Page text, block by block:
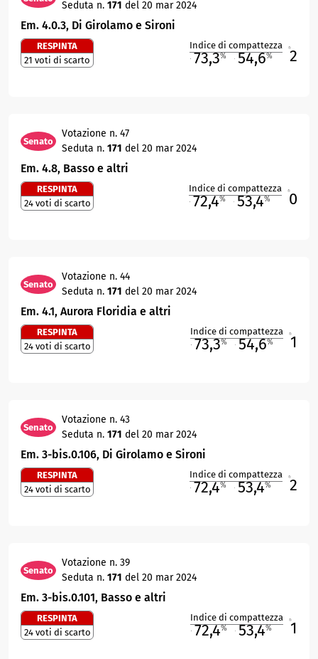
Seduta n. 171 del 20 mar 2024
Em. 4.0.3, Di Girolamo e Sironi
RESPINTA
21 voti di scarto
Indice di compattezza
73,3% 54,6% 2
Senato
Votazione n. 47
Seduta n. 171 del 20 mar 2024
Em. 4.8, Basso e altri
RESPINTA
24 voti di scarto
Indice di compattezza
72,4% 53,4% 0
Senato
Votazione n. 44
Seduta n. 171 del 20 mar 2024
Em. 4.1, Aurora Floridia e altri
RESPINTA
24 voti di scarto
Indice di compattezza
73,3% 54,6% 1
Senato
Votazione n. 43
Seduta n. 171 del 20 mar 2024
Em. 3-bis.0.106, Di Girolamo e Sironi
RESPINTA
24 voti di scarto
Indice di compattezza
72,4% 53,4% 2
Senato
Votazione n. 39
Seduta n. 171 del 20 mar 2024
Em. 3-bis.0.101, Basso e altri
RESPINTA
24 voti di scarto
Indice di compattezza
72,4% 53,4% 1